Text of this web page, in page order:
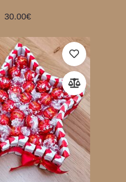
30.00€